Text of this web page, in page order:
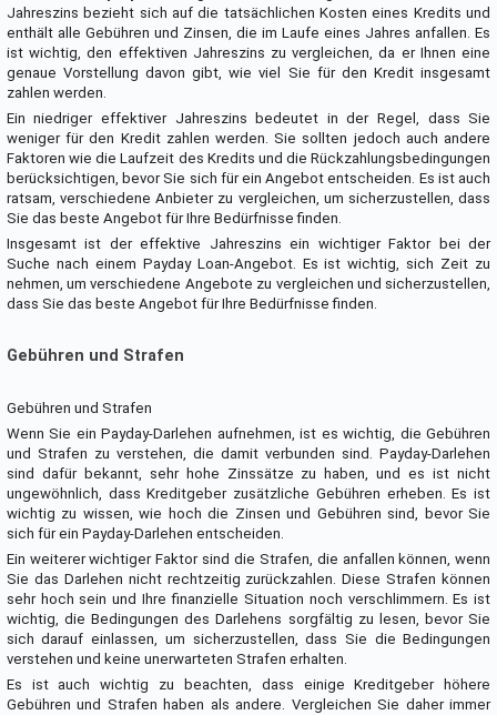
Jahreszins bezieht sich auf die tatsächlichen Kosten eines Kredits und
enthält alle Gebühren und Zinsen, die im Laufe eines Jahres anfallen. Es
ist wichtig, den effektiven Jahreszins zu vergleichen, da er Ihnen eine
genaue Vorstellung davon gibt, wie viel Sie für den Kredit insgesamt
zahlen werden.
Ein niedriger effektiver Jahreszins bedeutet in der Regel, dass Sie
weniger für den Kredit zahlen werden. Sie sollten jedoch auch andere
Faktoren wie die Laufzeit des Kredits und die Rückzahlungsbedingungen
berücksichtigen, bevor Sie sich für ein Angebot entscheiden. Es ist auch
ratsam, verschiedene Anbieter zu vergleichen, um sicherzustellen, dass
Sie das beste Angebot für Ihre Bedürfnisse finden.
Insgesamt ist der effektive Jahreszins ein wichtiger Faktor bei der
Suche nach einem Payday Loan-Angebot. Es ist wichtig, sich Zeit zu
nehmen, um verschiedene Angebote zu vergleichen und sicherzustellen,
dass Sie das beste Angebot für Ihre Bedürfnisse finden.
Gebühren und Strafen
Gebühren und Strafen
Wenn Sie ein Payday-Darlehen aufnehmen, ist es wichtig, die Gebühren
und Strafen zu verstehen, die damit verbunden sind. Payday-Darlehen
sind dafür bekannt, sehr hohe Zinssätze zu haben, und es ist nicht
ungewöhnlich, dass Kreditgeber zusätzliche Gebühren erheben. Es ist
wichtig zu wissen, wie hoch die Zinsen und Gebühren sind, bevor Sie
sich für ein Payday-Darlehen entscheiden.
Ein weiterer wichtiger Faktor sind die Strafen, die anfallen können, wenn
Sie das Darlehen nicht rechtzeitig zurückzahlen. Diese Strafen können
sehr hoch sein und Ihre finanzielle Situation noch verschlimmern. Es ist
wichtig, die Bedingungen des Darlehens sorgfältig zu lesen, bevor Sie
sich darauf einlassen, um sicherzustellen, dass Sie die Bedingungen
verstehen und keine unerwarteten Strafen erhalten.
Es ist auch wichtig zu beachten, dass einige Kreditgeber höhere
Gebühren und Strafen haben als andere. Vergleichen Sie daher immer